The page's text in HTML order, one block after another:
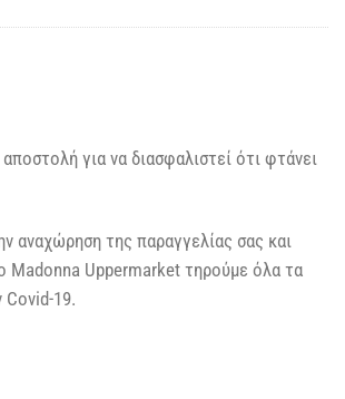
για να διασφαλιστεί ότι φτάνει
αναχώρηση της παραγγελίας σας και
Madonna Uppermarket τηρούμε όλα τα
Covid-19.